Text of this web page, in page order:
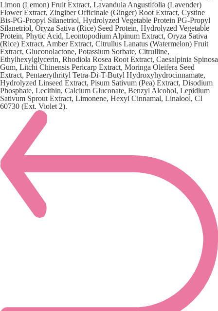
Limon (Lemon) Fruit Extract, Lavandula Angustifolia (Lavender)
Flower Extract, Zingiber Officinale (Ginger) Root Extract, Cystine
Bis-PG-Propyl Silanetriol, Hydrolyzed Vegetable Protein PG-Propyl
Silanetriol, Oryza Sativa (Rice) Seed Protein, Hydrolyzed Vegetable
Protein, Phytic Acid, Leontopodium Alpinum Extract, Oryza Sativa
(Rice) Extract, Amber Extract, Citrullus Lanatus (Watermelon) Fruit
Extract, Gluconolactone, Potassium Sorbate, Citrulline,
Ethylhexylglycerin, Rhodiola Rosea Root Extract, Caesalpinia Spinosa
Gum, Litchi Chinensis Pericarp Extract, Moringa Oleifera Seed
Extract, Pentaerythrityl Tetra-Di-T-Butyl Hydroxyhydrocinnamate,
Hydrolyzed Linseed Extract, Pisum Sativum (Pea) Extract, Disodium
Phosphate, Lecithin, Calcium Gluconate, Benzyl Alcohol, Lepidium
Sativum Sprout Extract, Limonene, Hexyl Cinnamal, Linalool, CI
60730 (Ext. Violet 2).